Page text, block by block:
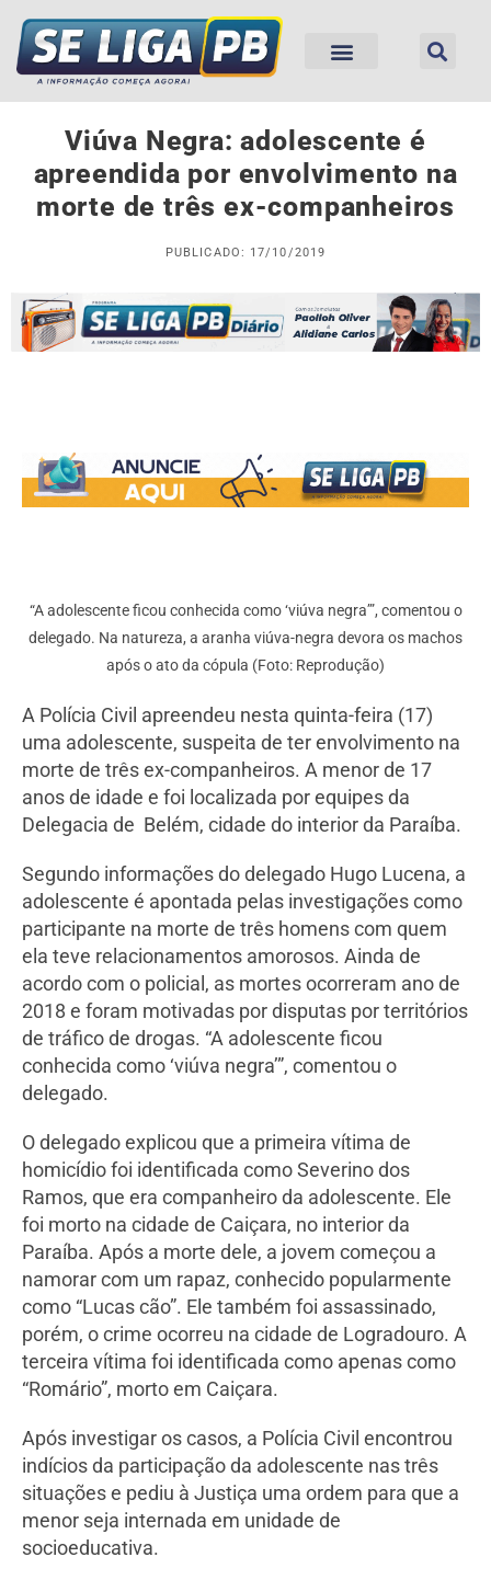
Viúva Negra: adolescente é
apreendida por envolvimento na
morte de três ex-companheiros
PUBLICADO: 17/10/2019
“A adolescente ficou conhecida como ‘viúva negra’”, comentou o
delegado. Na natureza, a aranha viúva-negra devora os machos
após o ato da cópula (Foto: Reprodução)
A Polícia Civil apreendeu nesta quinta-feira (17)
uma adolescente, suspeita de ter envolvimento na
morte de três ex-companheiros. A menor de 17
anos de idade e foi localizada por equipes da
Delegacia de Belém, cidade do interior da Paraíba.
Segundo informações do delegado Hugo Lucena, a
adolescente é apontada pelas investigações como
participante na morte de três homens com quem
ela teve relacionamentos amorosos. Ainda de
acordo com o policial, as mortes ocorreram ano de
2018 e foram motivadas por disputas por territórios
de tráfico de drogas. “A adolescente ficou
conhecida como ‘viúva negra’”, comentou o
delegado.
O delegado explicou que a primeira vítima de
homicídio foi identificada como Severino dos
Ramos, que era companheiro da adolescente. Ele
foi morto na cidade de Caiçara, no interior da
Paraíba. Após a morte dele, a jovem começou a
namorar com um rapaz, conhecido popularmente
como “Lucas cão”. Ele também foi assassinado,
porém, o crime ocorreu na cidade de Logradouro. A
terceira vítima foi identificada como apenas como
“Romário”, morto em Caiçara.
Após investigar os casos, a Polícia Civil encontrou
indícios da participação da adolescente nas três
situações e pediu à Justiça uma ordem para que a
menor seja internada em unidade de
socioeducativa.